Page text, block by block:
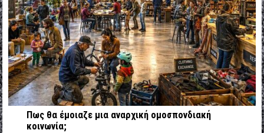
Πως θα έμοιαζε μια αναρχική ομοσπονδιακή
κοινωνία;